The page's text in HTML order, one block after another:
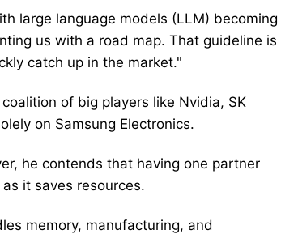
large language models (LLM) becoming
us with a road map. That guideline is
catch up in the market."
of big players like Nvidia, SK
on Samsung Electronics.
he contends that having one partner
it saves resources.
memory, manufacturing, and